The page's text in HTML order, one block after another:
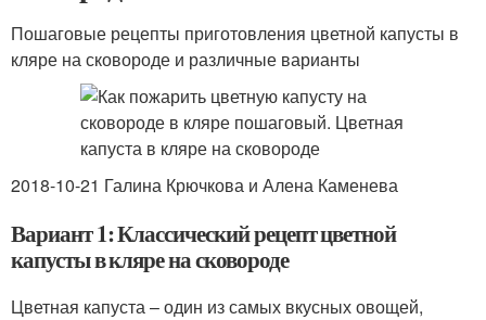
Пошаговые рецепты приготовления цветной капусты в
кляре на сковороде и различные варианты
2018-10-21 Галина Крючкова и Алена Каменева
Вариант 1: Классический рецепт цветной
капусты в кляре на сковороде
Цветная капуста – один из самых вкусных овощей,